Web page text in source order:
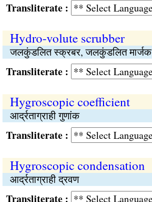
:
Hydro-volute scrubber
जलकुंडलित स्क्रबर, जलकुंडलित मार्जक
:
Hygroscopic coefficient
आर्द्रताग्राही गुणांक
:
Hygroscopic condensation
आर्द्रताग्राही द्रवण
: